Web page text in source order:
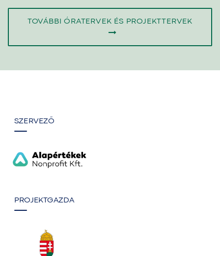
TOVÁBBI ÓRATERVEK ÉS PROJEKTTERVEK
SZERVEZŐ
PROJEKTGAZDA